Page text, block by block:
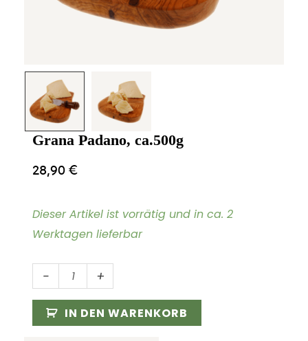
Grana Padano, ca.500g
28,90€
Dieser Artikel ist vorrätig und in ca. 2
Werktagen lieferbar
-
Grana
Padano,
ca.500g
+
IN DEN WARENKORB